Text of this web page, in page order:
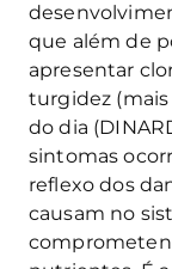
que além de
apresentar
turgidez
do dia
sintomas
reflexo dos
causam no